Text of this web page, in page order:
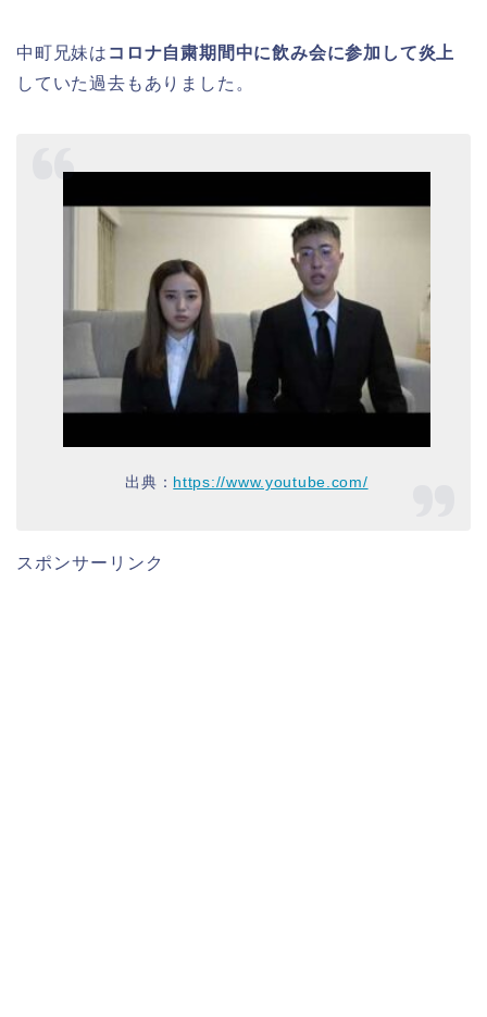
中町兄妹は コロナ自粛期間中に飲み会に参加して炎上
していた過去もありました。
出典： https://www.youtube.com/
スポンサーリンク